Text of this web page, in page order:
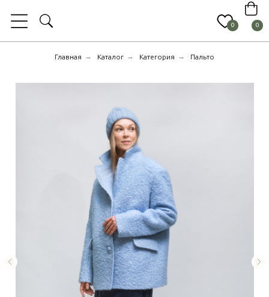
0
0
Главная → Каталог → Категория → Пальто